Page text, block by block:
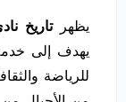
يظهرتاريخ
يهدف إلى
للرياضة